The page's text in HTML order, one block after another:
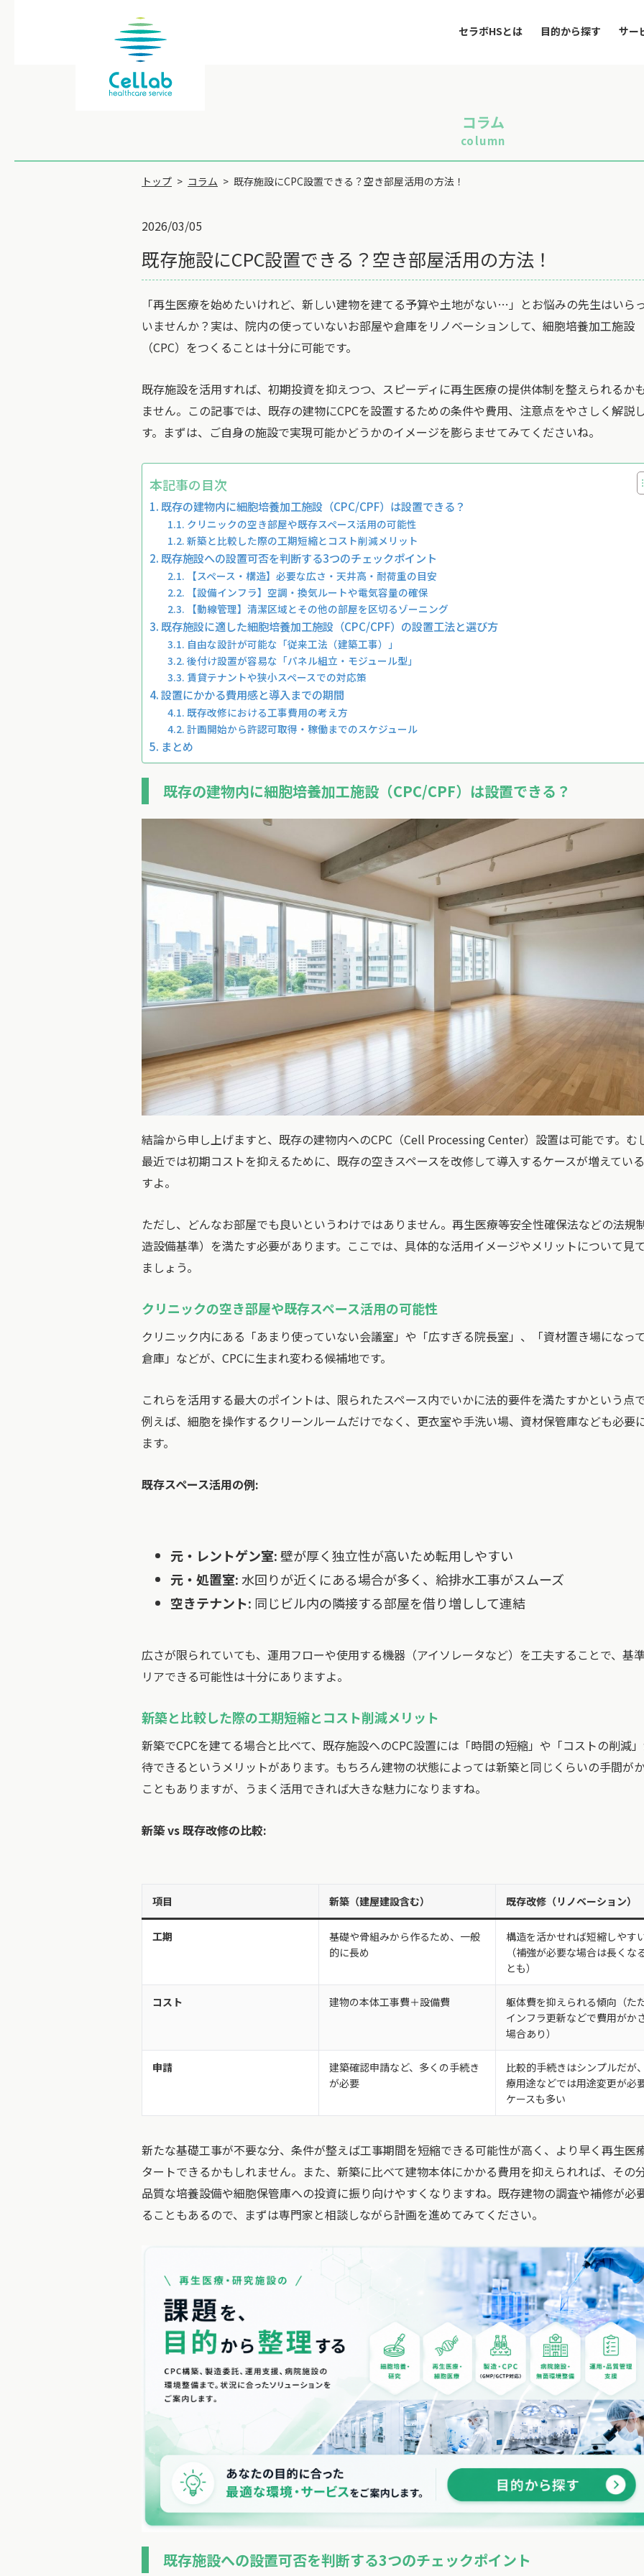
セラボHSとは 目的から探す サー
コラム
column
トップ コラム 既存施設にCPC設置できる？空き部屋活用の方法！
2026/03/05
既存施設にCPC設置できる？空き部屋活用の方法！
「再生医療を始めたいけれど、新しい建物を建てる予算や土地がない…」とお悩みの先生はいら
いませんか？実は、院内の使っていないお部屋や倉庫をリノベーションして、細胞培養加工施設
（CPC）をつくることは十分に可能です。
既存施設を活用すれば、初期投資を抑えつつ、スピーディに再生医療の提供体制を整えられるか
ません。この記事では、既存の建物にCPCを設置するための条件や費用、注意点をやさしく解説
す。まずは、ご自身の施設で実現可能かどうかのイメージを膨らませてみてくださいね。
本記事の目次
既存の建物内に細胞培養加工施設（CPC/CPF）は設置できる？
クリニックの空き部屋や既存スペース活用の可能性
新築と比較した際の工期短縮とコスト削減メリット
既存施設への設置可否を判断する3つのチェックポイント
【スペース・構造】必要な広さ・天井高・耐荷重の目安
【設備インフラ】空調・換気ルートや電気容量の確保
【動線管理】清潔区域とその他の部屋を区切るゾーニング
既存施設に適した細胞培養加工施設（CPC/CPF）の設置工法と選び方
自由な設計が可能な「従来工法（建築工事）」
後付け設置が容易な「パネル組立・モジュール型」
賃貸テナントや狭小スペースでの対応策
設置にかかる費用感と導入までの期間
既存改修における工事費用の考え方
計画開始から許認可取得・稼働までのスケジュール
まとめ
既存の建物内に細胞培養加工施設（CPC/CPF）は設置できる？
結論から申し上げますと、既存の建物内へのCPC（Cell Processing Center）設置は可能です。む
最近では初期コストを抑えるために、既存の空きスペースを改修して導入するケースが増えてい
すよ。
ただし、どんなお部屋でも良いというわけではありません。再生医療等安全性確保法などの法規
造設備基準）を満たす必要があります。ここでは、具体的な活用イメージやメリットについて見
ましょう。
クリニックの空き部屋や既存スペース活用の可能性
クリニック内にある「あまり使っていない会議室」や「広すぎる院長室」、「資材置き場になっ
倉庫」などが、CPCに生まれ変わる候補地です。
これらを活用する最大のポイントは、限られたスペース内でいかに法的要件を満たすかという点で
例えば、細胞を操作するクリーンルームだけでなく、更衣室や手洗い場、資材保管庫なども必要
ます。
既存スペース活用の例:
元・レントゲン室:壁が厚く独立性が高いため転用しやすい
元・処置室:水回りが近くにある場合が多く、給排水工事がスムーズ
空きテナント: 同じビル内の隣接する部屋を借り増しして連結
広さが限られていても、運用フローや使用する機器（アイソレータなど）を工夫することで、基
リアできる可能性は十分にありますよ。
新築と比較した際の工期短縮とコスト削減メリット
新築でCPCを建てる場合と比べて、既存施設へのCPC設置には「時間の短縮」や「コストの削減
待できるというメリットがあります。もちろん建物の状態によっては新築と同じくらいの手間が
こともありますが、うまく活用できれば大きな魅力になりますね。
新築 vs 既存改修の比較:
項目 新築（建屋建設含む） 既存改修（リノベーション）
工期
基礎や骨組みから作るため、一般
的に長め
構造を活かせれば短縮しやす
（補強が必要な場合は長くな
とも）
コスト 建物の本体工事費＋設備費
躯体費を抑えられる傾向（た
インフラ更新などで費用がか
場合あり）
申請
建築確認申請など、多くの手続き
が必要
比較的手続きはシンプルだが
療用途などでは用途変更が必
ケースも多い
新たな基礎工事が不要な分、条件が整えば工事期間を短縮できる可能性が高く、より早く再生医
タートできるかもしれません。また、新築に比べて建物本体にかかる費用を抑えられれば、その
品質な培養設備や細胞保管庫への投資に振り向けやすくなりますね。既存建物の調査や補修が必
ることもあるので、まずは専門家と相談しながら計画を進めてみてください。
既存施設への設置可否を判断する3つのチェックポイント